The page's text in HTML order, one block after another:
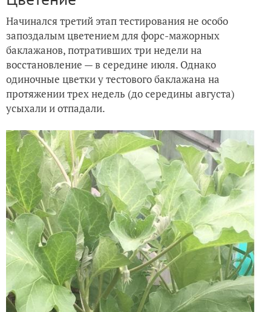
Начинался третий этап тестирования не особо
запоздалым цветением для форс-мажорных
баклажанов, потративших три недели на
восстановление — в середине июля. Однако
одиночные цветки у тестового баклажана на
протяжении трех недель (до середины августа)
усыхали и отпадали.